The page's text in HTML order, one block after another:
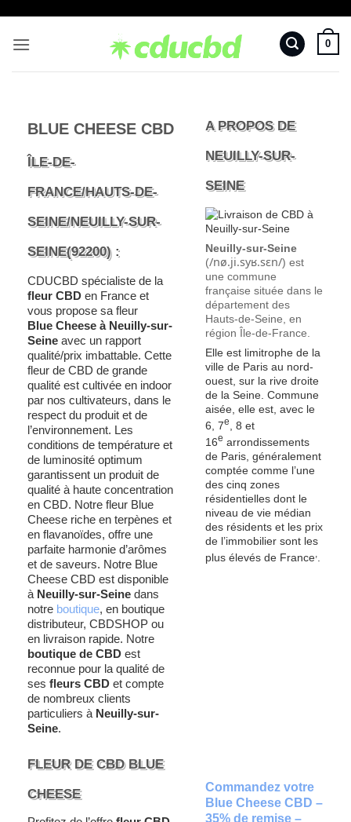
contenu
0
BLUE CHEESE CBD
ÎLE-DE-
FRANCE/HAUTS-DE-
SEINE/NEUILLY-SUR-
SEINE(92200) :
CDUCBD spécialiste de la
fleur CBD en France et
vous propose sa fleur
Blue Cheese à Neuilly-sur-
Seine avec un rapport
qualité/prix imbattable. Cette
fleur de CBD de grande
qualité est cultivée en indoor
par nos cultivateurs, dans le
respect du produit et de
l’environnement. Les
conditions de température et
de luminosité optimum
garantissent un produit de
qualité à haute concentration
en CBD. Notre fleur Blue
Cheese riche en terpènes et
en flavanoïdes, offre une
parfaite harmonie d’arômes
et de saveurs. Notre Blue
Cheese CBD est disponible
à Neuilly-sur-Seine dans
notre boutique, en boutique
distributeur, CBDSHOP ou
en livraison rapide. Notre
boutique de CBD est
reconnue pour la qualité de
ses fleurs CBD et compte
de nombreux clients
particuliers à Neuilly-sur-
Seine.
FLEUR DE CBD BLUE
CHEESE
A PROPOS DE
NEUILLY-SUR-
SEINE
Neuilly-sur-Seine
(/nø.ji.syʁ.sɛn/) est
une commune
française située dans le
département des
Hauts-de-Seine, en
région Île-de-France.
Elle est limitrophe de la
ville de Paris au nord-
ouest, sur la rive droite
de la Seine. Commune
aisée, elle est, avec le
6 7e 8 et
16e arrondissements
de Paris, généralement
comptée comme l’une
des cinq zones
résidentielles dont le
niveau de vie médian
des résidents et les prix
de l’immobilier sont les
plus élevés de France
Commandez votre
Blue Cheese CBD –
35% de remise –